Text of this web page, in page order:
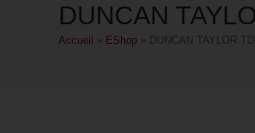
DUNCAN
Accueil EShop DUNCAN TAYLOR